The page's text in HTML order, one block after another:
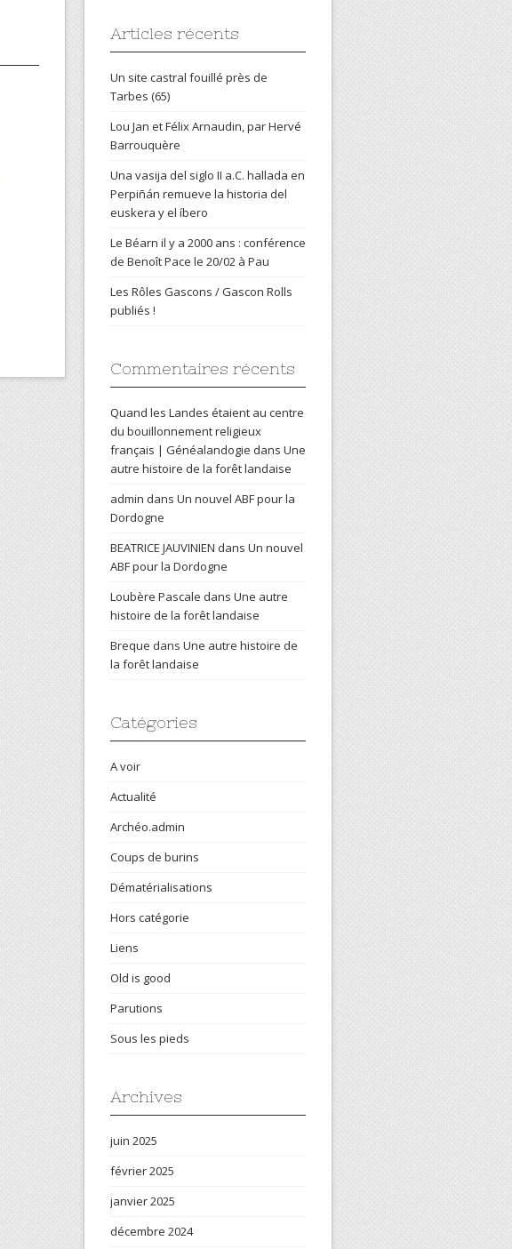
Articles récents
Un site castral fouillé près de
Tarbes (65)
Lou Jan et Félix Arnaudin, par Hervé
Barrouquère
Una vasija del siglo II a.C. hallada en
Perpiñán remueve la historia del
euskera y el íbero
Le Béarn il y a 2000 ans : conférence
de Benoît Pace le 20/02 à Pau
Les Rôles Gascons / Gascon Rolls
publiés !
Commentaires récents
Quand les Landes étaient au centre
du bouillonnement religieux
français | Généalandogie dans Une
autre histoire de la forêt landaise
admin dans Un nouvel ABF pour la
Dordogne
BEATRICE JAUVINIEN dans Un nouvel
ABF pour la Dordogne
Loubère Pascale dans Une autre
histoire de la forêt landaise
Breque dans Une autre histoire de
la forêt landaise
Catégories
A voir
Actualité
Archéo.admin
Coups de burins
Dématérialisations
Hors catégorie
Liens
Old is good
Parutions
Sous les pieds
Archives
juin 2025
février 2025
janvier 2025
décembre 2024